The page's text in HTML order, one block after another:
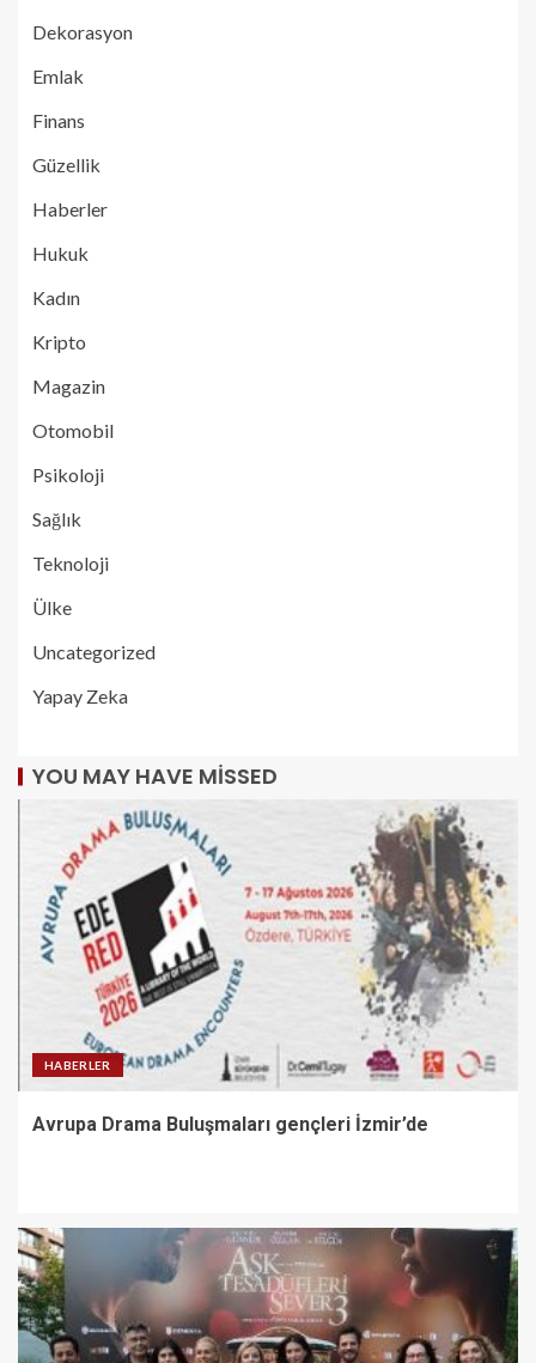
Dekorasyon
Emlak
Finans
Güzellik
Haberler
Hukuk
Kadın
Kripto
Magazin
Otomobil
Psikoloji
Sağlık
Teknoloji
Ülke
Uncategorized
Yapay Zeka
YOU MAY HAVE MISSED
HABERLER
Avrupa Drama Buluşmaları gençleri İzmir’de